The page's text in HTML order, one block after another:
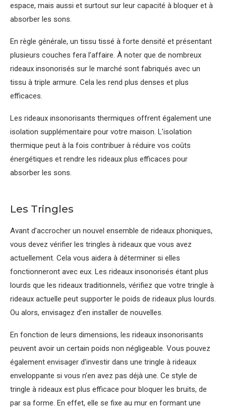
espace, mais aussi et surtout sur leur capacité à bloquer et à
absorber les sons.
En règle générale, un tissu tissé à forte densité et présentant
plusieurs couches fera l’affaire. À noter que de nombreux
rideaux insonorisés sur le marché sont fabriqués avec un
tissu à triple armure. Cela les rend plus denses et plus
efficaces.
Les rideaux insonorisants thermiques offrent également une
isolation supplémentaire pour votre maison. L’isolation
thermique peut à la fois contribuer à réduire vos coûts
énergétiques et rendre les rideaux plus efficaces pour
absorber les sons.
Les Tringles
Avant d’accrocher un nouvel ensemble de rideaux phoniques,
vous devez vérifier les tringles à rideaux que vous avez
actuellement. Cela vous aidera à déterminer si elles
fonctionneront avec eux. Les rideaux insonorisés étant plus
lourds que les rideaux traditionnels, vérifiez que votre tringle à
rideaux actuelle peut supporter le poids de rideaux plus lourds.
Ou alors, envisagez d’en installer de nouvelles.
En fonction de leurs dimensions, les rideaux insonorisants
peuvent avoir un certain poids non négligeable. Vous pouvez
également envisager d’investir dans une tringle à rideaux
enveloppante si vous n’en avez pas déjà une. Ce style de
tringle à rideaux est plus efficace pour bloquer les bruits, de
par sa forme. En effet, elle se fixe au mur en formant une